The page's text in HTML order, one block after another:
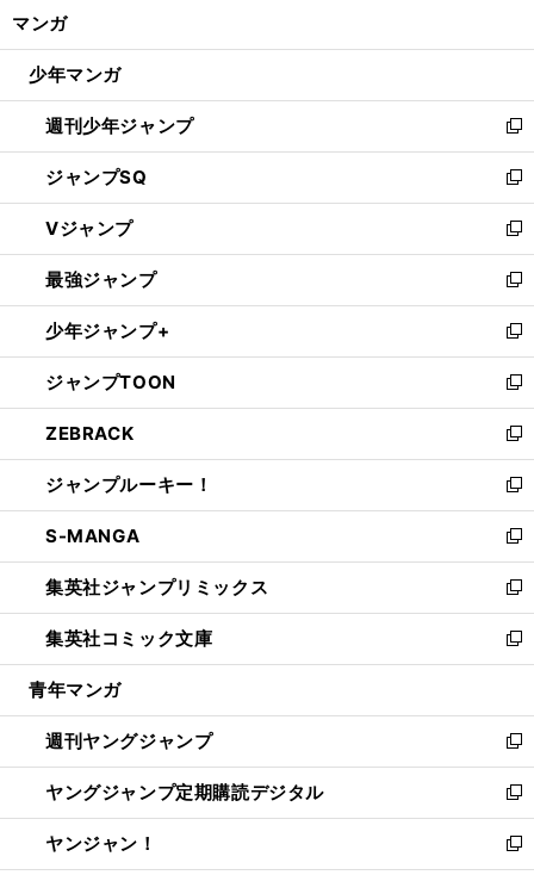
ウ
開
く
マンガ
少年マンガ
週刊少年ジャンプ
新
し
い
ウ
ィ
ン
ド
ウ
で
開
く
ジャンプSQ
新
し
い
ウ
ィ
ン
ド
ウ
で
開
く
Vジャンプ
新
し
い
ウ
ィ
ン
ド
ウ
で
開
く
最強ジャンプ
新
し
い
ウ
ィ
ン
ド
ウ
で
開
く
少年ジャンプ+
新
し
い
ウ
ィ
ン
ド
ウ
で
開
く
ジャンプTOON
新
し
い
ウ
ィ
ン
ド
ウ
で
開
く
ZEBRACK
新
し
い
ウ
ィ
ン
ド
ウ
で
開
ジャンプルーキー！
新
し
い
ウ
ィ
ン
ド
ウ
開
く
S-MANGA
新
し
い
ウ
ィ
ン
ウ
で
開
く
集英社ジャンプリミックス
新
し
い
ウ
ン
ド
ウ
で
開
く
集英社コミック文庫
新
し
ウ
ィ
ン
ド
ウ
で
開
青年マンガ
週刊ヤングジャンプ
新
し
い
ウ
ィ
ヤングジャンプ定期購読デジタル
新
し
い
ヤンジャン！
新